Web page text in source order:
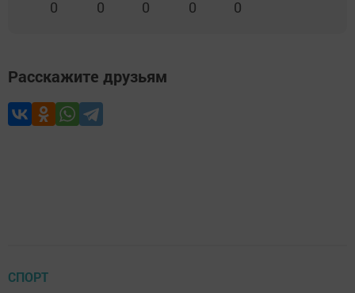
0 0 0 0 0
Расскажите друзьям
СПОРТ